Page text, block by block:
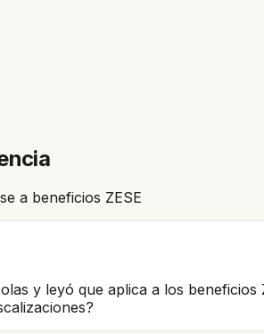
a beneficios ZESE
y leyó que aplica a los beneficios